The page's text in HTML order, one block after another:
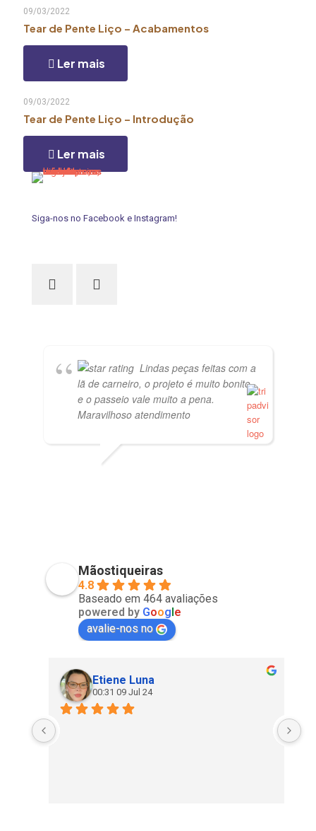
09/03/2022
Tear de Pente Liço – Acabamentos
Ler mais
09/03/2022
Tear de Pente Liço – Introdução
Ler mais
Siga-nos no Facebook e Instagram!
Lindas peças feitas com a
lã de carneiro, o projeto é muito bonito
e o passeio vale muito a pena.
Maravilhoso atendimento
Mãostiqueiras
4.8
Baseado em 464 avaliações
powered by Google
avalie-nos no
Etiene Luna
00:31 09 Jul 24